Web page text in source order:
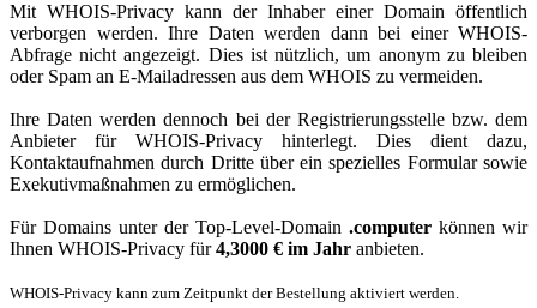
Mit WHOIS-Privacy kann der Inhaber einer Domain öffentlich
verborgen werden. Ihre Daten werden dann bei einer WHOIS-
Abfrage nicht angezeigt. Dies ist nützlich, um anonym zu bleiben
oder Spam an E-Mailadressen aus dem WHOIS zu vermeiden.
Ihre Daten werden dennoch bei der Registrierungsstelle bzw. dem
Anbieter für WHOIS-Privacy hinterlegt. Dies dient dazu,
Kontaktaufnahmen durch Dritte über ein spezielles Formular sowie
Exekutivmaßnahmen zu ermöglichen.
Für Domains unter der Top-Level-Domain .computer können wir
Ihnen WHOIS-Privacy für4,3000 € im Jahr anbieten.
WHOIS-Privacy kann zum Zeitpunkt der Bestellung aktiviert werden.